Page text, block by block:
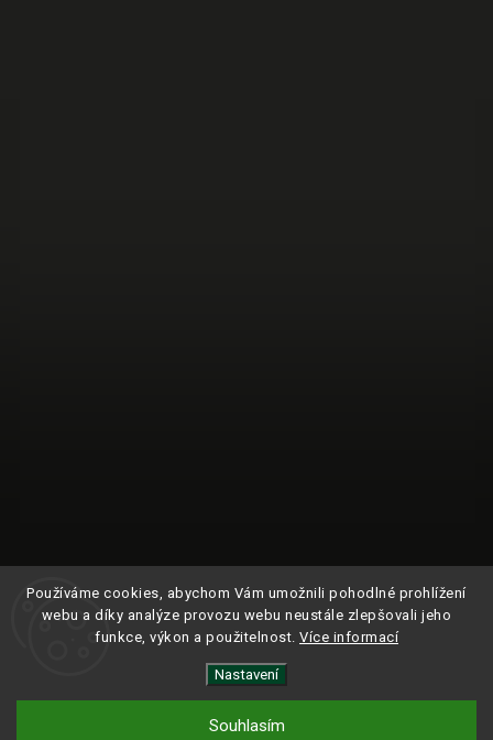
Používáme cookies, abychom Vám umožnili pohodlné prohlížení
webu a díky analýze provozu webu neustále zlepšovali jeho
funkce, výkon a použitelnost. Více informací
Nastavení
Souhlasím